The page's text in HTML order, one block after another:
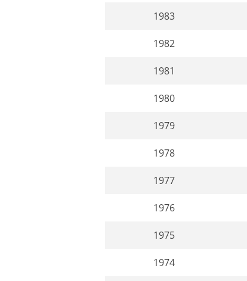
1983
1982
1981
1980
1979
1978
1977
1976
1975
1974